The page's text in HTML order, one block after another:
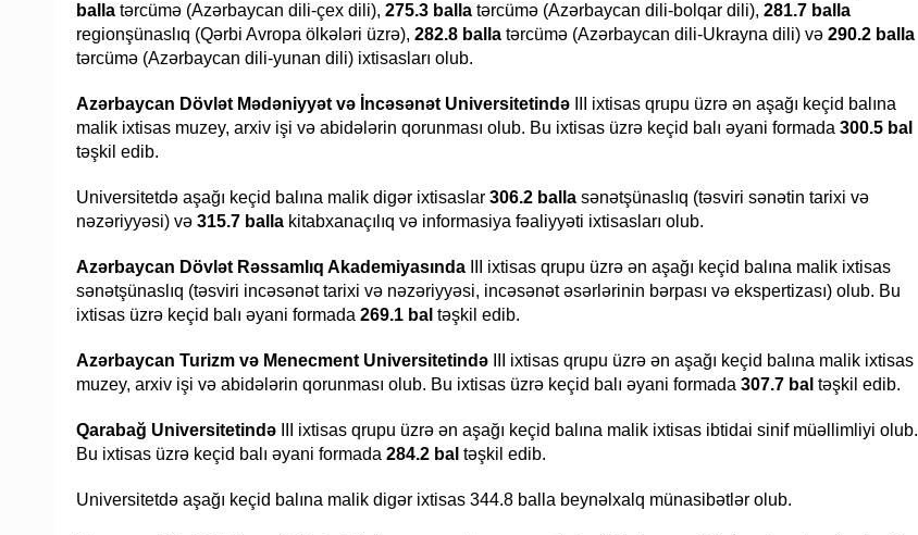
balla tərcümə (Azərbaycan dili-çex dili), 275.3 balla tərcümə (Azərbaycan dili-bolqar dili), 281.7 balla
regionşünaslıq (Qərbi Avropa ölkələri üzrə), 282.8 balla tərcümə (Azərbaycan dili-Ukrayna dili) və 290.2 balla
tərcümə (Azərbaycan dili-yunan dili) ixtisasları olub.
Azərbaycan Dövlət Mədəniyyət və İncəsənət Universitetində III ixtisas qrupu üzrə ən aşağı keçid balına
malik ixtisas muzey, arxiv işi və abidələrin qorunması olub. Bu ixtisas üzrə keçid balı əyani formada 300.5 bal
təşkil edib.
Universitetdə aşağı keçid balına malik digər ixtisaslar 306.2 balla sənətşünaslıq (təsviri sənətin tarixi və
nəzəriyyəsi) və 315.7 balla kitabxanaçılıq və informasiya fəaliyyəti ixtisasları olub.
Azərbaycan Dövlət Rəssamlıq Akademiyasında
III ixtisas qrupu üzrə ən aşağı keçid balına malik ixtisas
sənətşünaslıq (təsviri incəsənət tarixi və nəzəriyyəsi, incəsənət əsərlərinin bərpası və ekspertizası) olub. Bu
ixtisas üzrə keçid balı əyani formada 269.1 bal təşkil edib.
Azərbaycan Turizm və Menecment Universitetində III ixtisas qrupu üzrə ən aşağı keçid balına malik ixtisas
muzey, arxiv işi və abidələrin qorunması olub. Bu ixtisas üzrə keçid balı əyani formada 307.7 bal təşkil edib.
Qarabağ Universitetində III ixtisas qrupu üzrə ən aşağı keçid balına malik ixtisas ibtidai sinif müəllimliyi olub.
Bu ixtisas üzrə keçid balı əyani formada 284.2 bal təşkil edib.
Universitetdə aşağı keçid balına malik digər ixtisas 344.8 balla beynəlxalq münasibətlər olub.